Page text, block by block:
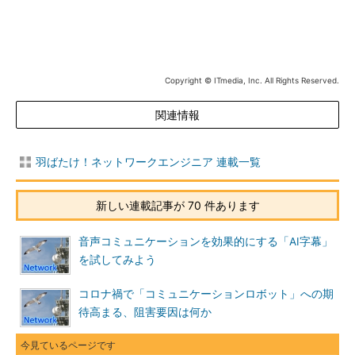
Copyright © ITmedia, Inc. All Rights Reserved.
関連情報
羽ばたけ！ネットワークエンジニア 連載一覧
新しい連載記事が 70 件あります
音声コミュニケーションを効果的にする「AI字幕」
を試してみよう
コロナ禍で「コミュニケーションロボット」への期
待高まる、阻害要因は何か